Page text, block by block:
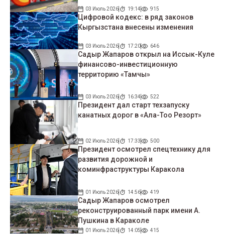
экономический рост»
03 Июль 2026 19:14 915
Цифровой кодекс: в ряд законов
Кыргызстана внесены изменения
03 Июль 2026 17:20 646
Садыр Жапаров открыл на Иссык-Куле
финансово-инвестиционную
территорию «Тамчы»
03 Июль 2026 16:34 522
Президент дал старт техзапуску
канатных дорог в «Ала-Тоо Резорт»
02 Июль 2026 17:33 500
Президент осмотрел спецтехнику для
развития дорожной и
коминфраструктуры Каракола
01 Июль 2026 14:56 419
Садыр Жапаров осмотрел
реконструированный парк имени А.
Пушкина в Караколе
01 Июль 2026 14:05 415